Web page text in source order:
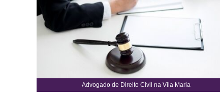
Advogado de Direito Civil na Vila Maria